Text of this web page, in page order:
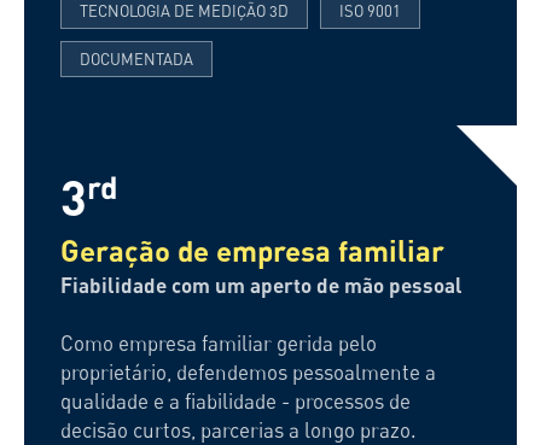
TECNOLOGIA DE MEDIÇÃO 3D ISO 9001
DOCUMENTADA
3rd
Geração de empresa familiar
Fiabilidade com um aperto de mão pessoal
Como empresa familiar gerida pelo
proprietário, defendemos pessoalmente a
qualidade e a fiabilidade - processos de
decisão curtos, parcerias a longo prazo.